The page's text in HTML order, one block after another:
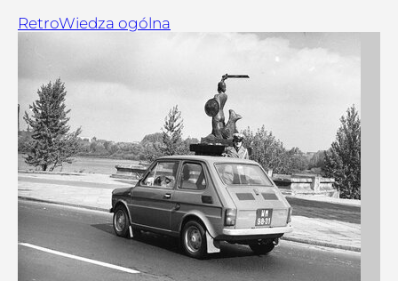
RetroWiedza ogólna